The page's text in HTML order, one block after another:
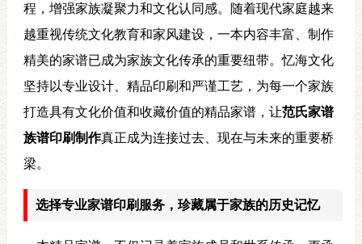
程，增强家族凝聚力和文化认同感。随着现代家庭越来
越重视传统文化教育和家风建设，一本内容丰富、制作
精美的家谱已成为家族文化传承的重要纽带。忆海文化
坚持以专业设计、精品印刷和严谨工艺，为每一个家族
打造具有文化价值和收藏价值的精品家谱，让范氏家谱
族谱印刷制作真正成为连接过去、现在与未来的重要桥
梁。
选择专业家谱印刷服务，珍藏属于家族的历史记忆